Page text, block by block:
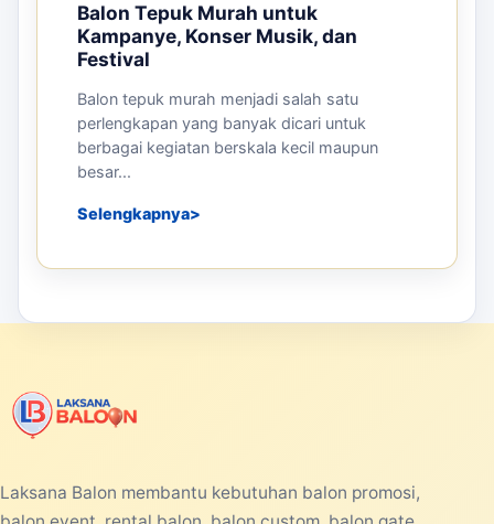
Balon Tepuk Murah untuk
Kampanye, Konser Musik, dan
Festival
Balon tepuk murah menjadi salah satu
perlengkapan yang banyak dicari untuk
berbagai kegiatan berskala kecil maupun
besar...
Selengkapnya
Laksana Balon membantu kebutuhan balon promosi,